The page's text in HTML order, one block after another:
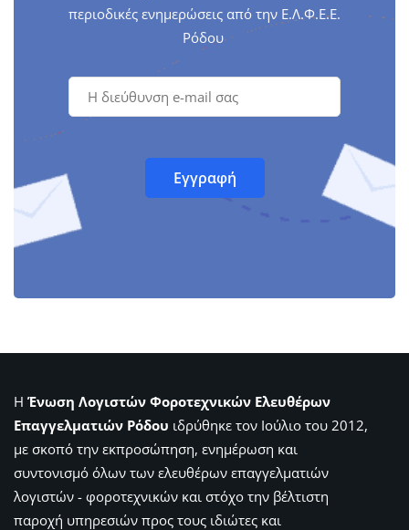
περιοδικές ενημερώσεις από την Ε.Λ.Φ.Ε.Ε.
Ρόδου
Η Ένωση Λογιστών Φοροτεχνικών Ελευθέρων
Επαγγελματιών Ρόδου ιδρύθηκε τον Ιούλιο του 2012,
με σκοπό την εκπροσώπηση, ενημέρωση και
συντονισμό όλων των ελευθέρων επαγγελματιών
λογιστών - φοροτεχνικών και στόχο την βέλτιστη
παροχή υπηρεσιών προς τους ιδιώτες και